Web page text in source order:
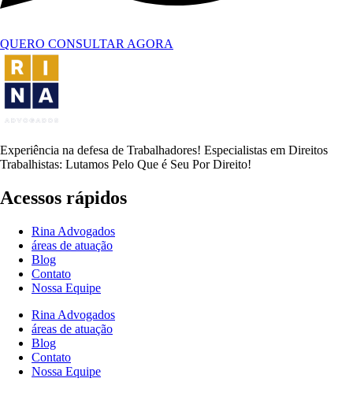
QUERO CONSULTAR AGORA
Experiência na defesa de Trabalhadores! Especialistas em Direitos
Trabalhistas: Lutamos Pelo Que é Seu Por Direito!
Acessos rápidos
Rina Advogados
áreas de atuação
Blog
Contato
Nossa Equipe
Rina Advogados
áreas de atuação
Blog
Contato
Nossa Equipe